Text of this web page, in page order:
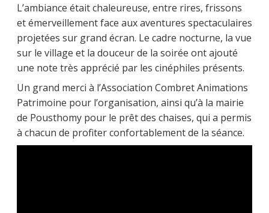
L’ambiance était chaleureuse, entre rires, frissons
et émerveillement face aux aventures spectaculaires
projetées sur grand écran. Le cadre nocturne, la vue
sur le village et la douceur de la soirée ont ajouté
une note très apprécié par les cinéphiles présents.
Un grand merci à l’Association Combret Animations
Patrimoine pour l’organisation, ainsi qu’à la mairie
de Pousthomy pour le prêt des chaises, qui a permis
à chacun de profiter confortablement de la séance.